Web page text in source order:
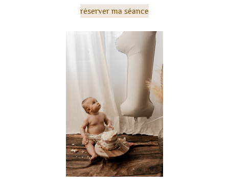
réserver ma séance